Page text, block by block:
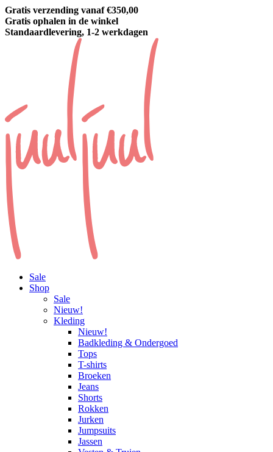
Gratis verzending vanaf €350,00
Gratis ophalen in de winkel
Standaardlevering, 1-2 werkdagen
Sale
Shop
Sale
Nieuw!
Kleding
Nieuw!
Badkleding & Ondergoed
Tops
T-shirts
Broeken
Jeans
Shorts
Rokken
Jurken
Jumpsuits
Jassen